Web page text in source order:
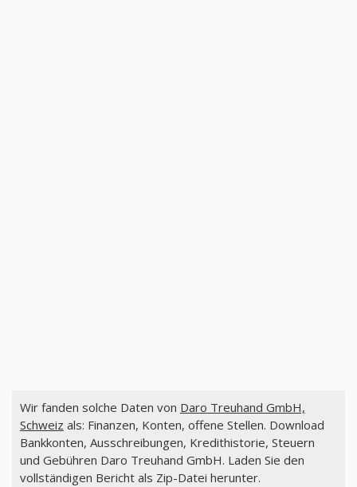
Wir fanden solche Daten von Daro Treuhand GmbH,
Schweiz als: Finanzen, Konten, offene Stellen. Download
Bankkonten, Ausschreibungen, Kredithistorie, Steuern
und Gebühren Daro Treuhand GmbH. Laden Sie den
vollständigen Bericht als Zip-Datei herunter.